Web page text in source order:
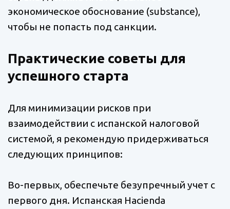
экономическое обоснование (substance),
чтобы не попасть под санкции.
Практические советы для
успешного старта
Для минимизации рисков при
взаимодействии с испанской налоговой
системой, я рекомендую придерживаться
следующих принципов:
Во-первых, обеспечьте безупречный учет с
первого дня. Испанская Hacienda